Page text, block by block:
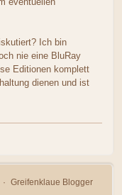
Ich bin
nie eine BluRay
Editionen komplett
dienen und ist
Greifenklaue Blogger